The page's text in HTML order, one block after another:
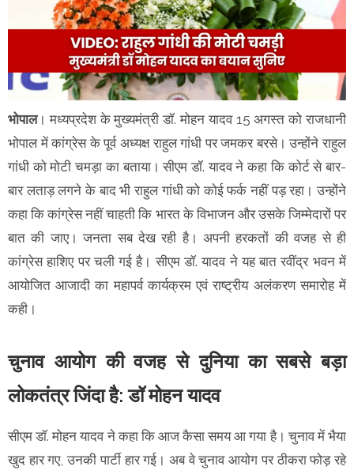
भोपाल। मध्यप्रदेश के मुख्यमंत्री डॉ. मोहन यादव 15 अगस्त को राजधानी
भोपाल में कांग्रेस के पूर्व अध्यक्ष राहुल गांधी पर जमकर बरसे। उन्होंने राहुल
गांधी को मोटी चमड़ा का बताया। सीएम डॉ. यादव ने कहा कि कोर्ट से बार-
बार लताड़ लगने के बाद भी राहुल गांधी को कोई फर्क नहीं पड़ रहा। उन्होंने
कहा कि कांग्रेस नहीं चाहती कि भारत के विभाजन और उसके जिम्मेदारों पर
बात की जाए। जनता सब देख रही है। अपनी हरकतों की वजह से ही
कांग्रेस हाशिए पर चली गई है। सीएम डॉ. यादव ने यह बात रवींद्र भवन में
आयोजित आजादी का महापर्व कार्यक्रम एवं राष्ट्रीय अलंकरण समारोह में
कही।
चुनाव आयोग की वजह से दुनिया का सबसे बड़ा
लोकतंत्र जिंदा है: डॉ मोहन यादव
सीएम डॉ. मोहन यादव ने कहा कि आज कैसा समय आ गया है। चुनाव में भैया
खुद हार गए, उनकी पार्टी हार गई। अब वे चुनाव आयोग पर ठीकरा फोड़ रहे